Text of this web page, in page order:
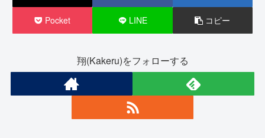
Pocket LINE コピー
翔(Kakeru)をフォローする